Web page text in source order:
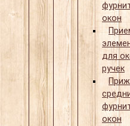
окон
для
ручек
окон